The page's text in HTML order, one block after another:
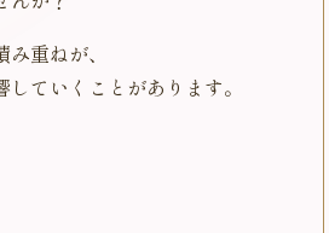
重ねが、
ていくことがあります。